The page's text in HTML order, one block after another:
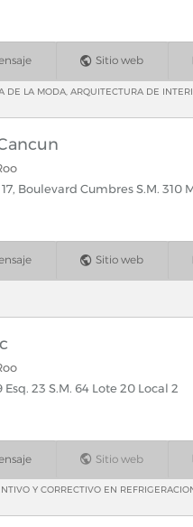
Sitio web
Boulevard Cumbres S.M. 310
Sitio web
Esq. 23 S.M. 64 Lote 20 Local 2
Sitio web